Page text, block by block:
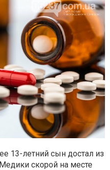
13-летний сын достал из
скорой на месте